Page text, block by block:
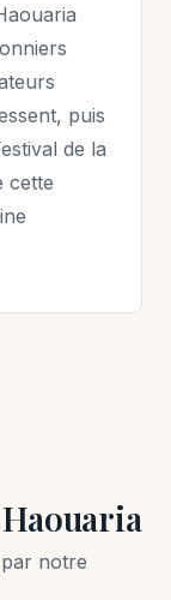
puis
de la
cette
notre